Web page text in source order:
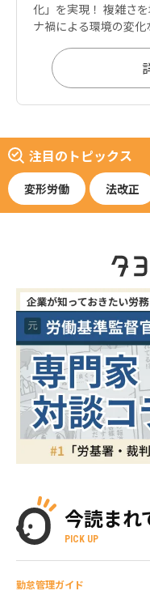
化」を実現！ 複雑さ
ナ禍による環境の変
注目のトピックス
変形労働 法改正
今読まれ
PICK UP
勤怠管理ガイド